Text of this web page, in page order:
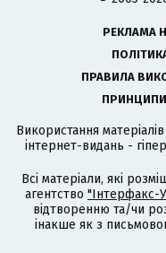
РЕКЛАМА
ПРАВИЛА
Використання
інтернет-видань -
Всі матеріали, які
агентство "Інтерфакс-
відтворенню та/чи
інакше як з